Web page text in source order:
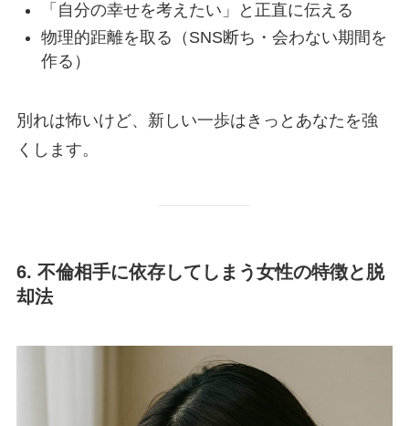
「自分の幸せを考えたい」と正直に伝える
物理的距離を取る（SNS断ち・会わない期間を
作る）
別れは怖いけど、新しい一歩はきっとあなたを強
くします。
6. 不倫相手に依存してしまう女性の特徴と脱
却法